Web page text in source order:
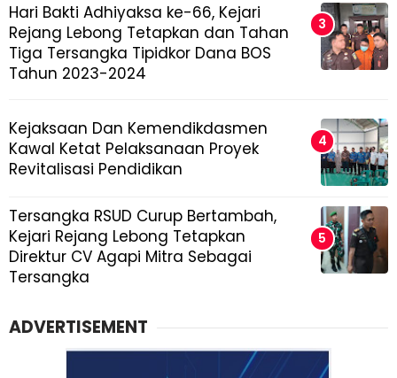
Hari Bakti Adhiyaksa ke-66, Kejari
Rejang Lebong Tetapkan dan Tahan
Tiga Tersangka Tipidkor Dana BOS
Tahun 2023-2024
Kejaksaan Dan Kemendikdasmen
Kawal Ketat Pelaksanaan Proyek
Revitalisasi Pendidikan
Tersangka RSUD Curup Bertambah,
Kejari Rejang Lebong Tetapkan
Direktur CV Agapi Mitra Sebagai
Tersangka
ADVERTISEMENT